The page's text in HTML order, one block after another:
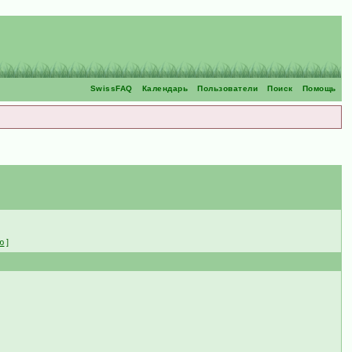
Помощь
Поиск
Пользователи
Календарь
SwissFAQ
]